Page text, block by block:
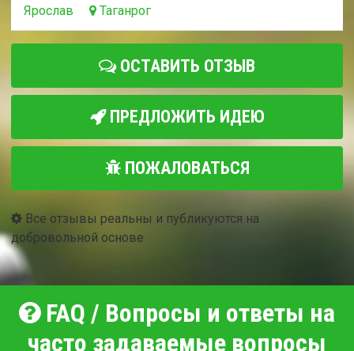
Ярослав
Таганрог
ОСТАВИТЬ ОТЗЫВ
ПРЕДЛОЖИТЬ ИДЕЮ
ПОЖАЛОВАТЬСЯ
Все отзывы реальны и публикуются на
добровольной основе
FAQ / Вопросы и ответы на
часто задаваемые вопросы